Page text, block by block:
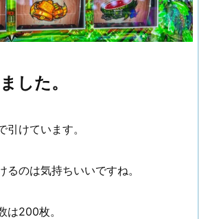
した。
引けています。
のは気持ちいいですね。
は200枚。